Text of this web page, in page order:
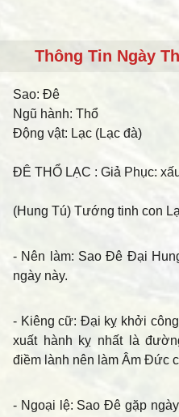
Thông Tin Ngày
Sao: Đê
Ngũ hành: Thổ
Động vật: Lạc (Lạc đà)
ĐÊ THỔ LẠC : Giả Phục:
(Hung Tú) Tướng tinh con
- Nên làm: Sao Đê Đại
ngày này.
- Kiêng cữ: Đại kỵ khởi
xuất hành kỵ nhất là
điềm lành nên làm Âm Đức
- Ngoại lệ: Sao Đê gặp